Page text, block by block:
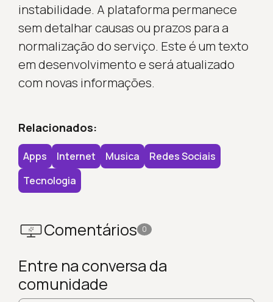
instabilidade. A plataforma permanece
sem detalhar causas ou prazos para a
normalização do serviço. Este é um texto
em desenvolvimento e será atualizado
com novas informações.
Relacionados:
Apps Internet Musica
Redes Sociais
Tecnologia
Comentários 0
Entre na conversa da
comunidade